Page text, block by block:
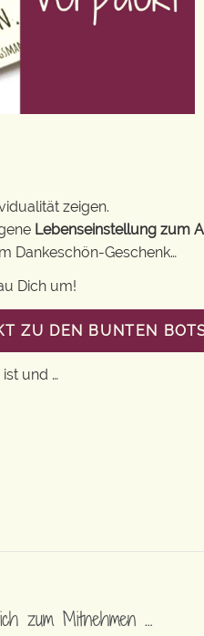
zeigen.
Lebenseinstellung zum
Dankeschön-Geschenk…
Dich um!
ZU DEN BUNTEN
und …
zum Mitnehmen …